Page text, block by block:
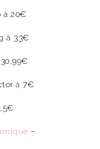
à 20€
à 33€
à 7€
–